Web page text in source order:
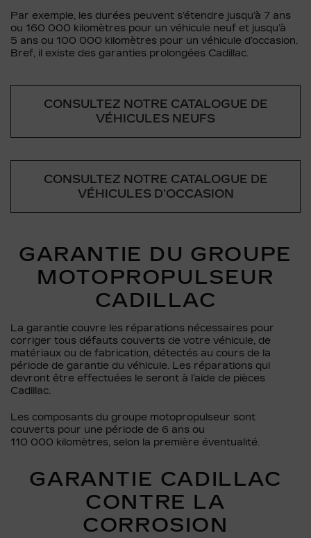
Par exemple, les durées peuvent s’étendre jusqu’à 7 ans
ou 160 000 kilomètres pour un véhicule neuf et jusqu’à
5 ans ou 100 000 kilomètres pour un véhicule d’occasion.
Bref, il existe des garanties prolongées Cadillac.
CONSULTEZ NOTRE CATALOGUE DE
VÉHICULES NEUFS
CONSULTEZ NOTRE CATALOGUE DE
VÉHICULES D’OCCASION
GARANTIE DU GROUPE
MOTOPROPULSEUR
CADILLAC
La garantie couvre les réparations nécessaires pour
corriger tous défauts couverts de votre véhicule, de
matériaux ou de fabrication, détectés au cours de la
période de garantie du véhicule. Les réparations qui
devront être effectuées le seront à l’aide de pièces
Cadillac.
Les composants du groupe motopropulseur sont
couverts pour une période de 6 ans ou
110 000 kilomètres, selon la première éventualité.
GARANTIE CADILLAC
CONTRE LA
CORROSION